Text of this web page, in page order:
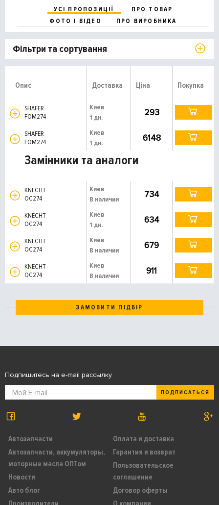
УСІ ПРОПОЗИЦІЇ
ПРО ТОВАР
ФОТО І ВІДЕО
ПРО ВИРОБНИКА
Фільтри та сортування
Опис Доставка Ціна Покупка
SHAFER
FOM274
Киев
1 дн.
293
SHAFER
FOM274
Киев
1 дн.
6148
Замінники та аналоги
KNECHT
OC274
Киев
В наличии
734
KNECHT
OC274
Киев
1 дн.
634
KNECHT
OC274
Киев
В наличии
679
KNECHT
OC274
Киев
В наличии
911
ЗАМОВИТИ ПІДБІР
Автозапчасти
Автозапчасти, аккумуляторы,
моторные масла ОПТом
Новости
Авто блог
Оплата и доставка
Гарантия и возврат
Пользовательское
соглашение
Договор оферты
Подпишитесь на e-mail рассылку
ПОДПИСАТЬСЯ